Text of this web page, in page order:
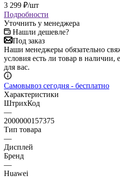
3 299 ₽/шт
Подробности
Уточнить у менеджера
Нашли дешевле?
Под заказ
Наши менеджеры обязательно
условия есть ли товар в наличии,
для вас.
Самовывоз сегодня - бесплатно
Характеристики
ШтрихКод
—
2000000157375
Тип товара
—
Дисплей
Бренд
—
Huawei